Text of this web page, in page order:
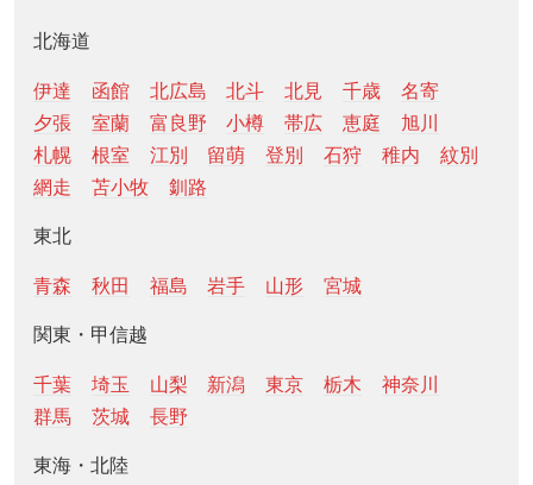
北海道
伊達 函館 北広島 北斗 北見 千歳
名寄
夕張
室蘭 富良野 小樽 帯広 恵庭
旭川
札幌
根室 江別 留萌 登別 石狩 稚内
紋別
網走
苫小牧 釧路
東北
青森 秋田 福島 岩手 山形 宮城
関東・甲信越
千葉 埼玉 山梨 新潟 東京 栃木
神奈川
群馬
茨城 長野
東海・北陸